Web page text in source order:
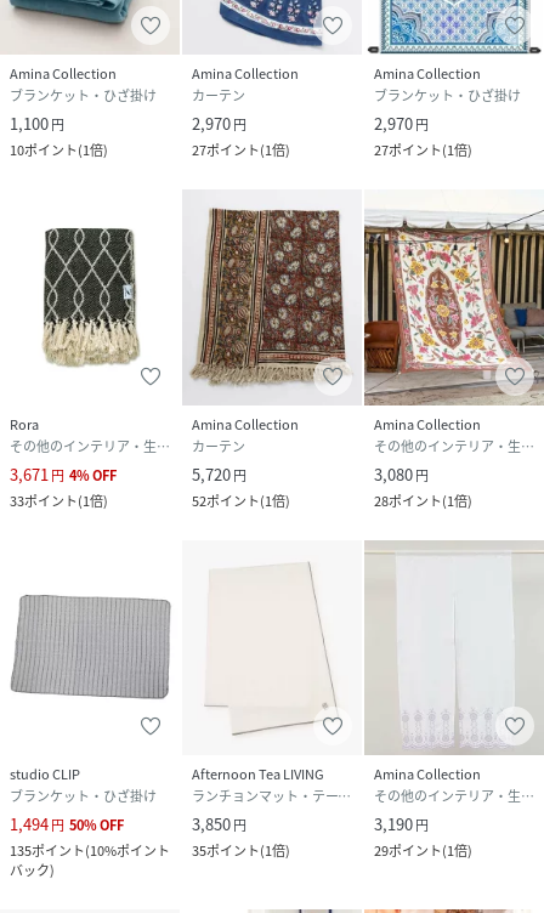
Amina Collection
ブランケット・ひざ掛け
1,100円
10ポイント(1倍)
Amina Collection
カーテン
2,970円
27ポイント(1倍)
Amina Collection
ブランケット・ひざ掛け
2,970円
27ポイント(1倍)
Rora
その他のインテリア・生活雑貨
3,671 円 4%OFF
33ポイント(1倍)
Amina Collection
カーテン
5,720円
52ポイント(1倍)
Amina Collection
その他のインテリア・生活雑貨
3,080円
28ポイント(1倍)
studio CLIP
ブランケット・ひざ掛け
1,494円 50%OFF
135ポイント(10%ポイント
バック)
Afternoon Tea LIVING
ランチョンマット・テーブルクロス
3,850円
35ポイント(1倍)
Amina Collection
その他のインテリア・生活雑貨
3,190円
29ポイント(1倍)